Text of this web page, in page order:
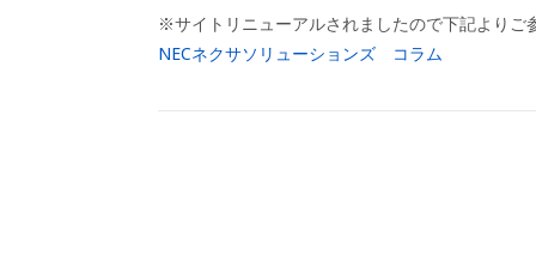
※サイトリニューアルされましたので下記よりご
NECネクサソリューションズ コラム